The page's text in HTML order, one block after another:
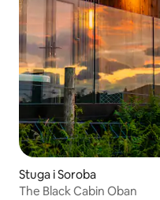
Stuga i Soroba
The Black Cabin Oban